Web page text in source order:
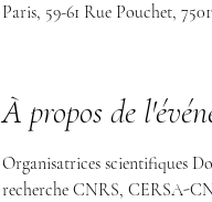
Paris, 59-61 Rue Pouchet,
À propos de
Organisatrices scientifiques
recherche CNRS, CERSA-